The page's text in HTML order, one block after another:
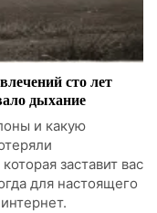
сто лет
дыхание
и какую
заставит вас
для настоящего